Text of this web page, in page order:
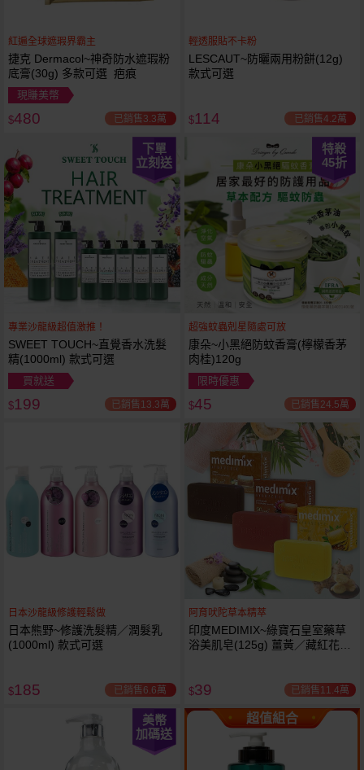
紅遍全球遮瑕界霸主
捷克 Dermacol~神奇防水遮瑕粉
底膏(30g) 多款可選 疤痕
現賺美幣
$480 已銷售3.3萬
輕透服貼不卡粉
LESCAUT~防曬兩用粉餅(12g)
款式可選
$114 已銷售4.2萬
下單
立刻送
專業沙龍級超值激推！
SWEET TOUCH~直覺香水洗髮
精(1000ml) 款式可選
買就送
$199 已銷售13.3萬
特殺
45折
超強蚊蟲剋星隨處可放
康朵~小黑絕防蚊香膏(檸檬香茅
肉桂)120g
限時優惠
$45 已銷售24.5萬
日本沙龍級修護輕鬆做
日本熊野~修護洗髮精／潤髮乳
(1000ml) 款式可選
$185 已銷售6.6萬
阿育吠陀草本精萃
印度MEDIMIX~綠寶石皇室藥草
浴美肌皂(125g) 薑黃／藏紅花／
$39 已銷售11.4萬
美幣
加碼送
超值組合